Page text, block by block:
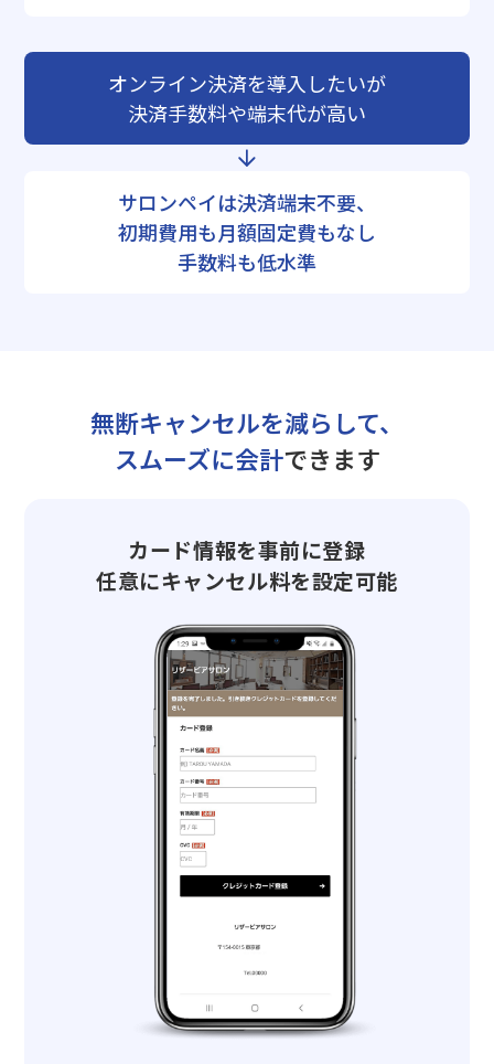
オンライン決済を導入したいが
決済手数料や端末代が高い
サロンペイは決済端末不要、
初期費用も月額固定費もなし
手数料も低水準
無断キャンセルを減らして、
スムーズに会計できます
カード情報を事前に登録
任意にキャンセル料を設定可能